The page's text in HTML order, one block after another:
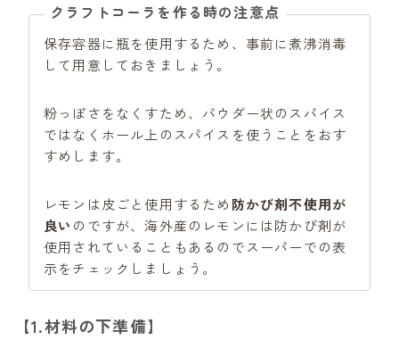
クラフトコーラを作る時の注意点
保存容器に瓶を使用するため、事前に煮沸消毒
して用意しておきましょう。
粉っぽさをなくすため、パウダー状のスパイス
ではなくホール上のスパイスを使うことをおす
すめします。
レモンは皮ごと使用するため 防かび剤不使用が
良い のですが、海外産のレモンには防かび剤が
使用されていることもあるのでスーパーでの表
示をチェックしましょう。
【1.材料の下準備】